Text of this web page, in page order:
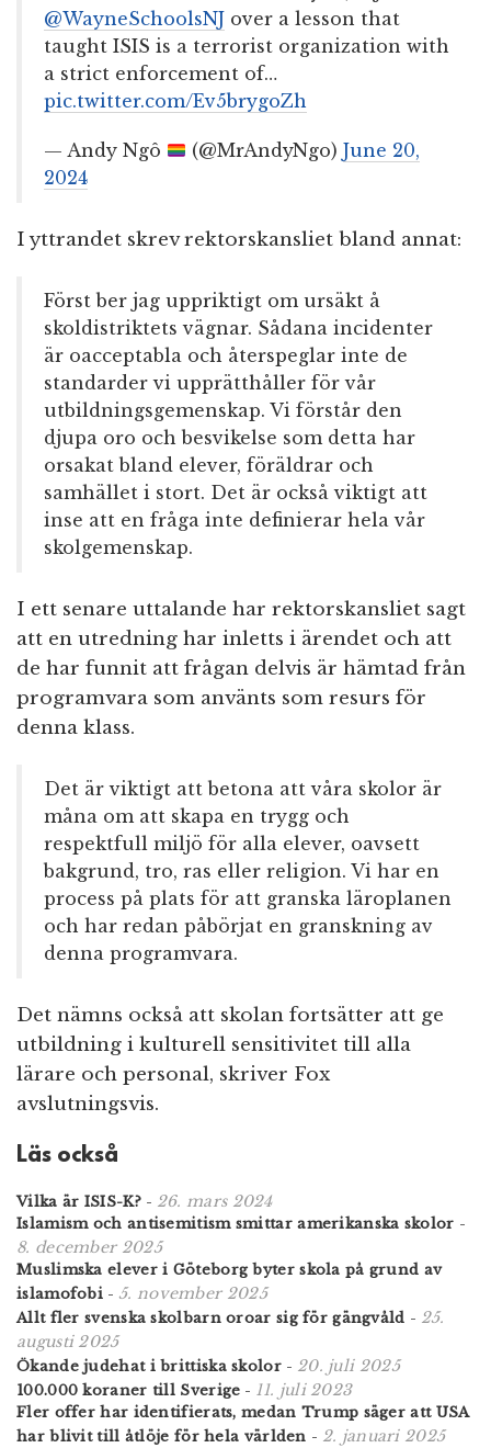
@WayneSchoolsNJ over a lesson that
taught ISIS is a terrorist organization with
a strict enforcement of…
pic.twitter.com/Ev5brygoZh
— Andy Ngô (@MrAndyNgo)June 20,
2024
I yttrandet skrev rektorskansliet bland annat:
Först ber jag uppriktigt om ursäkt å
skoldistriktets vägnar. Sådana incidenter
är oacceptabla och återspeglar inte de
standarder vi upprätthåller för vår
utbildningsgemenskap. Vi förstår den
djupa oro och besvikelse som detta har
orsakat bland elever, föräldrar och
samhället i stort. Det är också viktigt att
inse att en fråga inte definierar hela vår
skolgemenskap.
I ett senare uttalande har rektorskansliet sagt
att en utredning har inletts i ärendet och att
de har funnit att frågan delvis är hämtad från
programvara som använts som resurs för
denna klass.
Det är viktigt att betona att våra skolor är
måna om att skapa en trygg och
respektfull miljö för alla elever, oavsett
bakgrund, tro, ras eller religion. Vi har en
process på plats för att granska läroplanen
och har redan påbörjat en granskning av
denna programvara.
Det nämns också att skolan fortsätter att ge
utbildning i kulturell sensitivitet till alla
lärare och personal, skriver Fox
avslutningsvis.
Läs också
Vilka är ISIS-K?- 26. mars 2024
Islamism och antisemitism smittar amerikanska skolor -
8. december 2025
Muslimska elever i Göteborg byter skola på grund av
islamofobi -5. november 2025
Allt fler svenska skolbarn oroar sig för gängvåld - 25.
augusti 2025
Ökande judehat i brittiska skolor- 20. juli 2025
100.000 koraner till Sverige - 11. juli 2023
Fler offer har identifierats, medan Trump säger att USA
har blivit till åtlöje för hela världen - 2. januari 2025